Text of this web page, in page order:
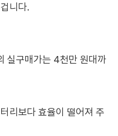
니다.
실구매가는 4천만 원대까
리보다 효율이 떨어져 주